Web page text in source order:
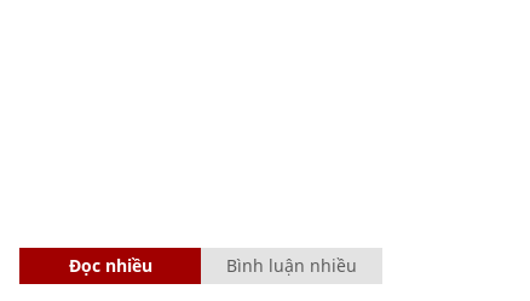
Đọc nhiều Bình luận nhiều